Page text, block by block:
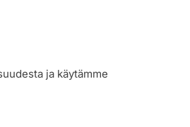
ja käytämme